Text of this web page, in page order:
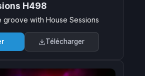
H498
groove with House Sessions
Télécharger